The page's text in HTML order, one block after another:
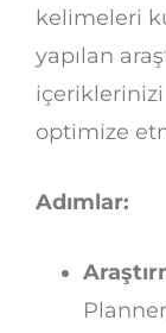
kelimeleri
yapılan
optimize
Adımlar: